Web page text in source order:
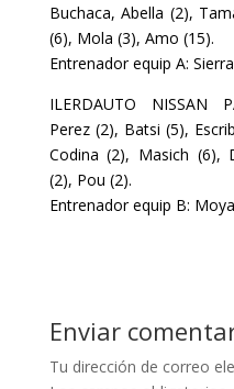
Buchaca, Abella (2),
(6), Mola (3), Amo (15).
Entrenador equip A:
ILERDAUTO NISSAN
Perez (2), Batsi (5),
Codina (2), Masich (6),
(2), Pou (2).
Entrenador equip B:
Enviar
Tu dirección de correo